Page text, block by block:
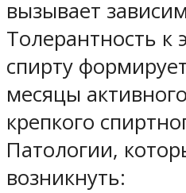
вызывает
Толерантность к
спирту
месяцы
крепкого
Патологии,
возникнуть: